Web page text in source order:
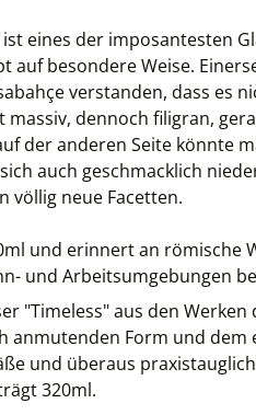
eines der imposantesten
auf besondere Weise.
verstanden, dass es
massiv, dennoch filigran,
der anderen Seite könnte
auch geschmacklich
völlig neue Facetten.
und erinnert an römische
und Arbeitsumgebungen
"Timeless" aus den
anmutenden Form und
und überaus
320ml.